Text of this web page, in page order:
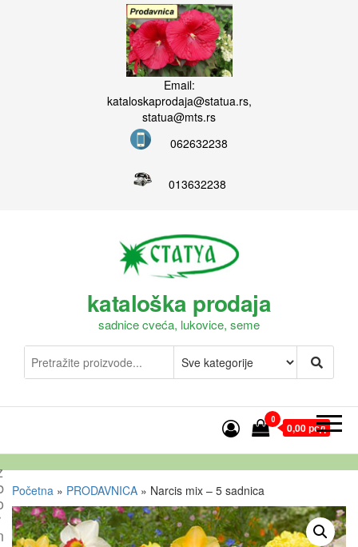
Email:
kataloskaprodaja@statua.rs,
statua@mts.rs
062632238
013632238
kataloška prodaja
sadnice cveća, lukovice, seme
0
0,00 рсд
Početna » PRODAVNICA » Narcis mix – 5 sadnica